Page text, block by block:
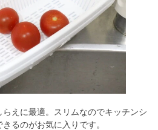
えに最適。スリムなのでキッチンシ
るのがお気に入りです。